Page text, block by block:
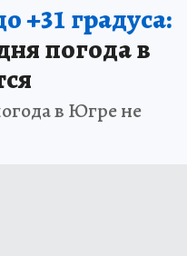
+31 градуса:
погода в
в Югре не